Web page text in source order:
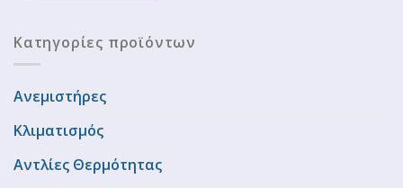
Κατηγορίες προϊόντων
Ανεμιστήρες
Κλιματισμός
Αντλίες Θερμότητας